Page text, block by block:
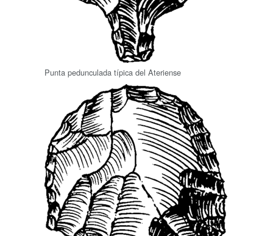
Punta pedunculada típica del Ateriense